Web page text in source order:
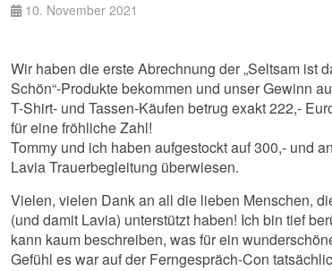
10. November 2021
Wir haben die erste Abrechnung der „Seltsam ist
Schön“-Produkte bekommen und unser Gewinn
T-Shirt- und Tassen-Käufen betrug exakt 222,-
für eine fröhliche Zahl!
Tommy und ich haben aufgestockt auf 300,- und
Lavia Trauerbegleitung überwiesen.
Vielen, vielen Dank an all die lieben Menschen,
(und damit Lavia) unterstützt haben! Ich bin tief
kann kaum beschreiben, was für ein
Gefühl es war auf der Ferngespräch-Con